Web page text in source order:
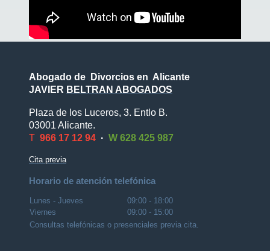
Abogado de Divorcios en Alicante
JAVIER BELTRAN ABOGADOS
Plaza de los Luceros, 3. Entlo B.
03001 Alicante.
T 966 17 12 94 · W 628 425 987
Cita previa
Horario de atención telefónica
Lunes - Jueves 09:00 - 18:00
Viernes
09:00 - 15:00
Consultas telefónicas o presenciales previa cita.